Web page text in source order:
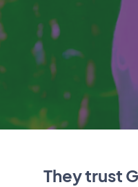
They trust